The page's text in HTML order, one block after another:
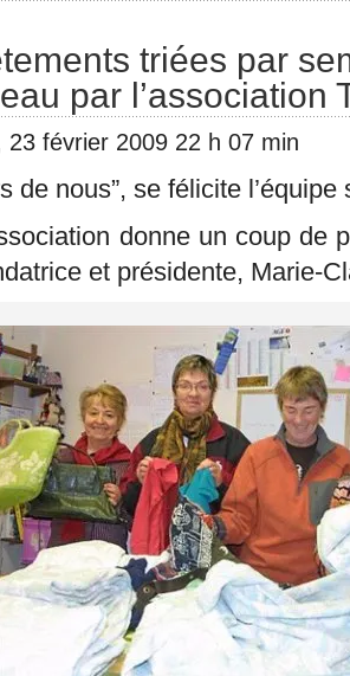
triées par
par l’association
23 février 2009 22 h 07 min
de nous”, se félicite
donne un coup de
et présidente, Marie-